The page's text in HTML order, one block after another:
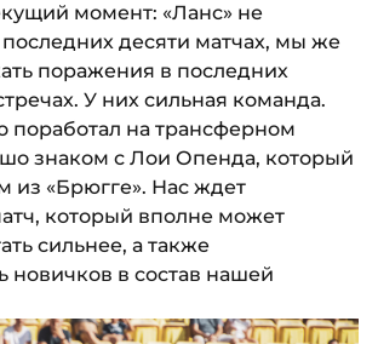
момент: «Ланс» не
десяти матчах, мы же
поражения в последних
У них сильная команда.
поработал на трансферном
знаком с Лои Опенда, который
из «Брюгге». Нас ждет
который вполне может
сильнее, а также
новичков в состав нашей